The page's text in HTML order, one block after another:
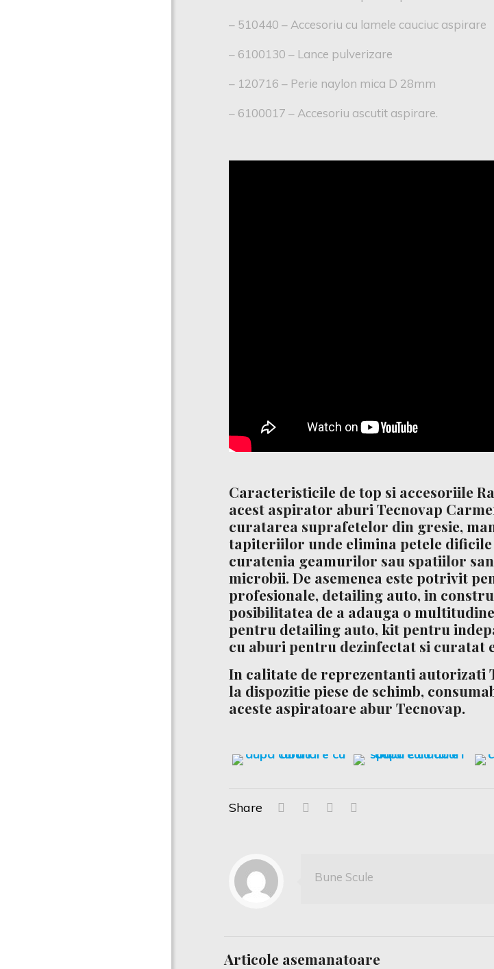
– 510440 – Accesoriu cu lamele cauciuc aspirare
– 6100130 – Lance pulverizare
– 120716 – Perie naylon mica D 28mm
– 6100017 – Accesoriu ascutit aspirare.
Caracteristicile de top si accesoriile
acest aspirator aburi Tecnovap
curatarea suprafetelor din gresie,
tapiteriilor unde elimina petele
curatenia geamurilor sau spatiilor
microbii. De asemenea este potrivit
profesionale, detailing auto, in
posibilitatea de a adauga o
pentru detailing auto, kit pentru
cu aburi pentru dezinfectat si curatat
In calitate de reprezentanti autorizati
la dispozitie piese de schimb,
aceste aspiratoare abur Tecnovap.
Share
Bune Scule
Articole asemanatoare